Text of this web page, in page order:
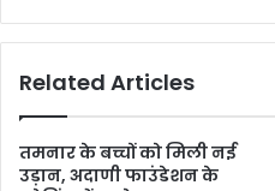
Related Articles
तमनार के बच्चों को मिली नई
उड़ान, अदाणी फाउंडेशन के